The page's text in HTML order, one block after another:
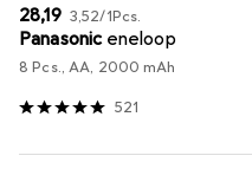
EUR
28,19 EUR
3,52/1Pcs.
Panasonic eneloop
8 Pcs., AA, 2000 mAh
521